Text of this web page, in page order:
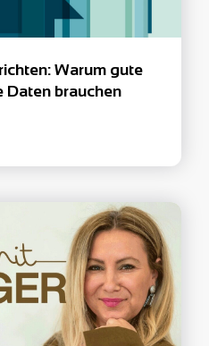
Warum gute
Daten brauchen